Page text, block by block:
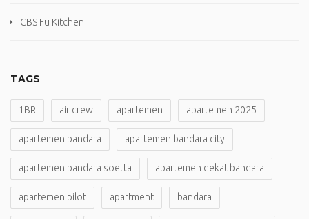
CBS Fu Kitchen
TAGS
1BR air crew apartemen apartemen 2025
apartemen bandara apartemen bandara city
apartemen bandara soetta apartemen dekat bandara
apartemen pilot apartment bandara